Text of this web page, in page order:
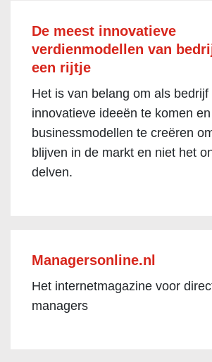
De meest innovatieve
verdienmodellen van
een rijtje
Het is van belang om als bedrijf
innovatieve ideeën te komen
businessmodellen te creëren
blijven in de markt en niet het
delven.
Managersonline.nl
Het internetmagazine voor
managers